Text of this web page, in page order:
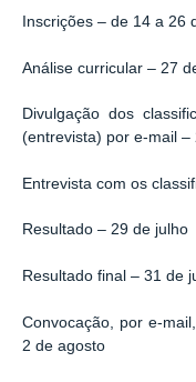
Inscrições – de 14 a 26
Análise curricular – 27
Divulgação dos
(entrevista) por e-mail –
Entrevista com os
Resultado – 29 de julho
Resultado final – 31 de
Convocação, por e-
2 de agosto